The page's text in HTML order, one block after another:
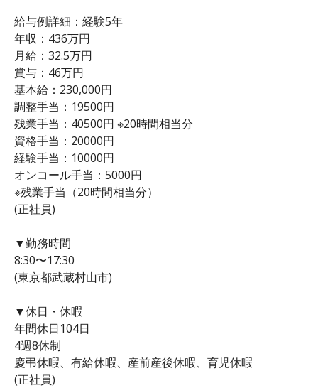
給与例詳細：経験5年
年収：436万円
月給：32.5万円
賞与：46万円
基本給：230,000円
調整手当：19500円
残業手当：40500円 ※20時間相当分
資格手当：20000円
経験手当：10000円
オンコール手当：5000円
※残業手当（20時間相当分）
(正社員)
▼勤務時間
8:30〜17:30
(東京都武蔵村山市)
▼休日・休暇
年間休日104日
4週8休制
慶弔休暇、有給休暇、産前産後休暇、育児休暇
(正社員)